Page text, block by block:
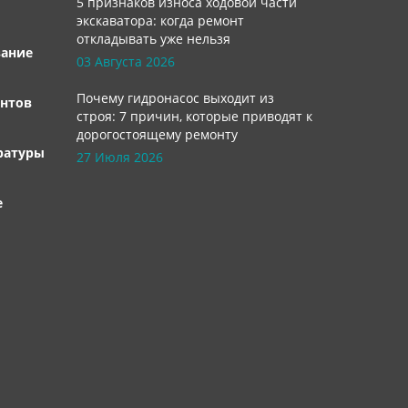
экскаватора: когда ремонт
откладывать уже нельзя
03 Августа 2026
Почему гидронасос выходит из
строя: 7 причин, которые приводят к
дорогостоящему ремонту
27 Июля 2026